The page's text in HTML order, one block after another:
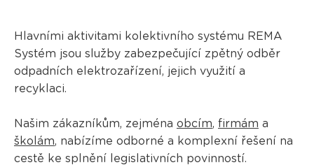
Hlavními aktivitami kolektivního systému REMA
Systém jsou služby zabezpečující zpětný odběr
odpadních elektrozařízení, jejich využití a
recyklaci.
Našim zákazníkům, zejména obcím, firmám a
školám, nabízíme odborné a komplexní řešení na
cestě ke splnění legislativních povinností.